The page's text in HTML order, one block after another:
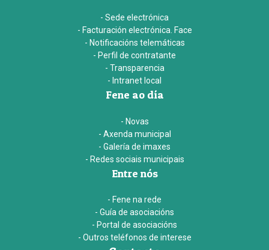
- Sede electrónica
- Facturación electrónica. Face
- Notificacións telemáticas
- Perfil de contratante
- Transparencia
- Intranet local
Fene ao día
- Novas
- Axenda municipal
- Galería de imaxes
- Redes sociais municipais
Entre nós
- Fene na rede
- Guía de asociacións
- Portal de asociacións
- Outros teléfonos de interese